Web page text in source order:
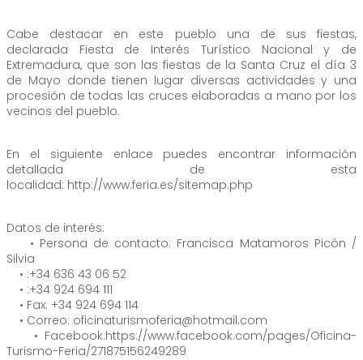
Cabe destacar en este pueblo una de sus fiestas,
declarada Fiesta de Interés Turístico Nacional y de
Extremadura, que son las fiestas de la Santa Cruz el día 3
de Mayo donde tienen lugar diversas actividades y una
procesión de todas las cruces elaboradas a mano por los
vecinos del pueblo.
En el siguiente enlace puedes encontrar información
detallada de esta
localidad: http://www.feria.es/sitemap.php
Datos de interés:
• Persona de contacto: Francisca Matamoros Picón /
Silvia
• :+34 636 43 06 52
• :+34 924 694 111
• Fax: +34 924 694 114
• Correo: oficinaturismoferia@hotmail.com
• Facebook:https://www.facebook.com/pages/Oficina-
Turismo-Feria/271875156249289